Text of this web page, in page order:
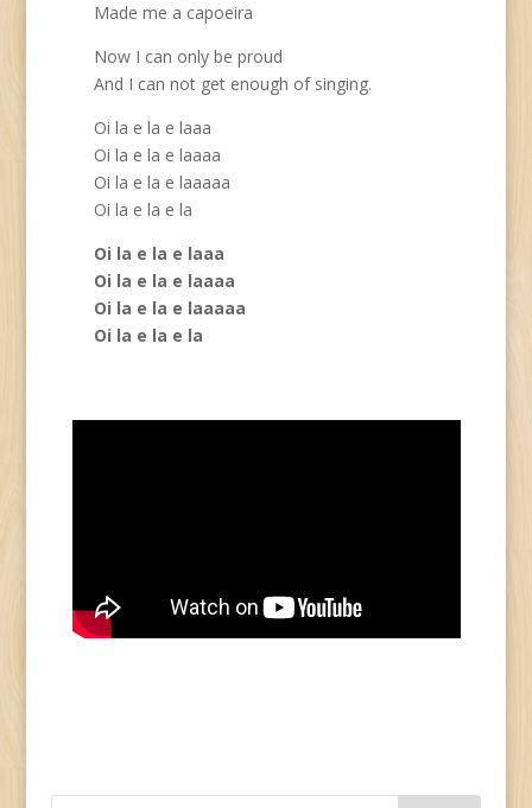
Made me a capoeira
Now I can only be proud
And I can not get enough of singing.
Oi la e la e laaa
Oi la e la e laaaa
Oi la e la e laaaaa
Oi la e la e la
Oi la e la e laaa
Oi la e la e laaaa
Oi la e la e laaaaa
Oi la e la e la